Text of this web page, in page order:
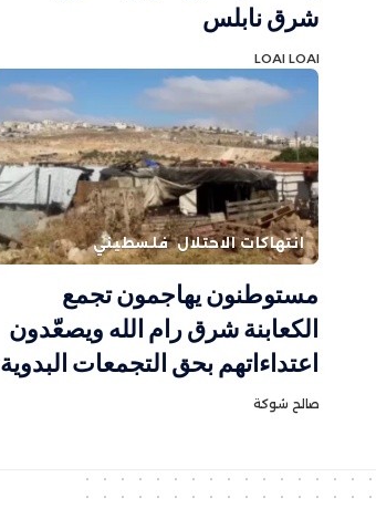
شرق نابلس
LOAI LOAI
انتهاكات الاحتلال فلسطيني
مستوطنون يهاجمون تجمع
الكعابنة شرق رام الله ويصعّدون
اعتداءاتهم بحق التجمعات البدوية
صالح شوكة